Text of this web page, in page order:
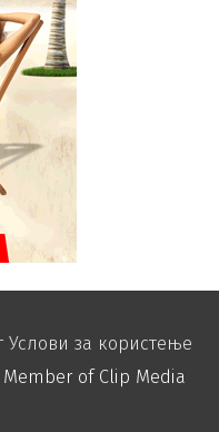
Услови за користење
of Clip Media